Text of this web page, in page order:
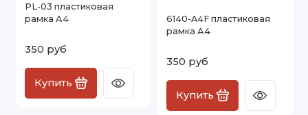
PL-03 пластиковая
рамка А4
350 руб
Купить
6140-A4F пластиковая
рамка А4
350 руб
Купить